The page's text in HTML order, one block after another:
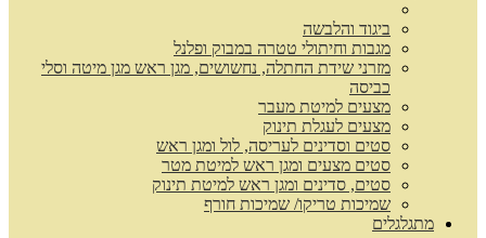
ביגוד והלבשה
מגבות וחיתולי טטרה במבוק ופלנל
מזרני שידת החתלה, נחשושים, מגן ראש מגן מיטה וסלי
כביסה
מצעים למיטת מעבר
מצעים לעגלת תינוק
סטים וסדינים לעריסה, לול ומגן ראש
סטים מצעים ומגן ראש למיטת מטר
סטים, סדינים ומגן ראש למיטת תינוק
שמיכות טריקו/ שמיכות חורף
מתגלגלים